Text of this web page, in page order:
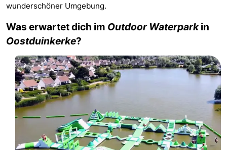
aan
zee
Westende
Hotels
Zimmer
(mit
Frühstück)
Lastminutes
Strand
Sehen
tun
Museen
wunderschöner Umgebung.
Was erwartet dich im Outdoor Waterparkin
Oostduinkerke?